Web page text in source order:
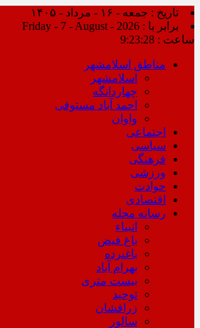
تاریخ : جمعه - ۱۶ - مرداد - ۱۴۰۵
برابر با : Friday - 7 - August - 2026
ساعت : 9:23:29
مناطق اسلامشهر
اسلامشهر
چهاردانگه
احمد آباد مستوفی
واوان
اجتماعی
سیاسی
فرهنگی
ورزشی
حوادث
اقتصادی
رسانه محله
انبیاء
باغ فیض
باغنرده
بهرام آباد
بیست متری
توحید
زرافشان
سالور